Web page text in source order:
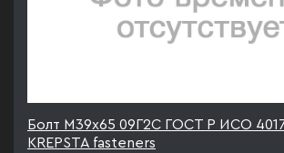
Болт М39х65 09Г2С ГОСТ Р ИСО
KREPSTA fasteners